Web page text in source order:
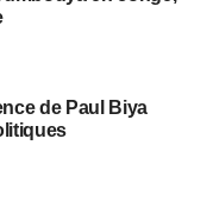
de Paul Biya